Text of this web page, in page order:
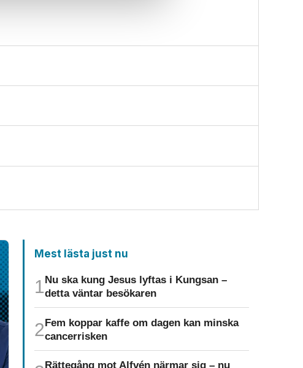
Mest lästa just nu
Nu ska kung Jesus lyftas i Kungsan –
detta väntar besökaren
Fem koppar kaffe om dagen kan minska
cancer­risken
Rättegång mot Alfvén närmar sig – nu